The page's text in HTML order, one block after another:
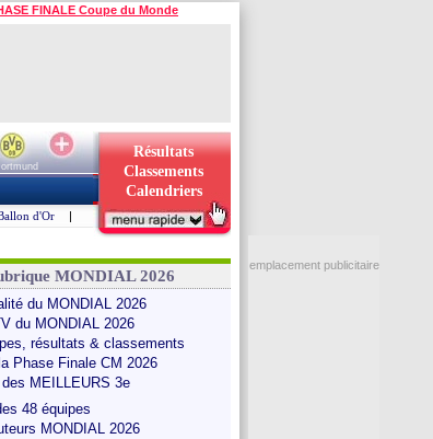
FINALE Coupe du Monde
Résultats
Classements
Calendriers
d'Or |
MONDIAL 2026
du MONDIAL 2026
du MONDIAL 2026
résultats & classements
Phase Finale CM 2026
MEILLEURS 3e
48 équipes
MONDIAL 2026
emplacement publicitaire